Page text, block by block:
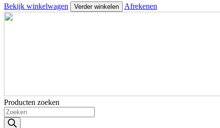
Bekijk winkelwagen Verder winkelen Afrekenen
Producten zoeken